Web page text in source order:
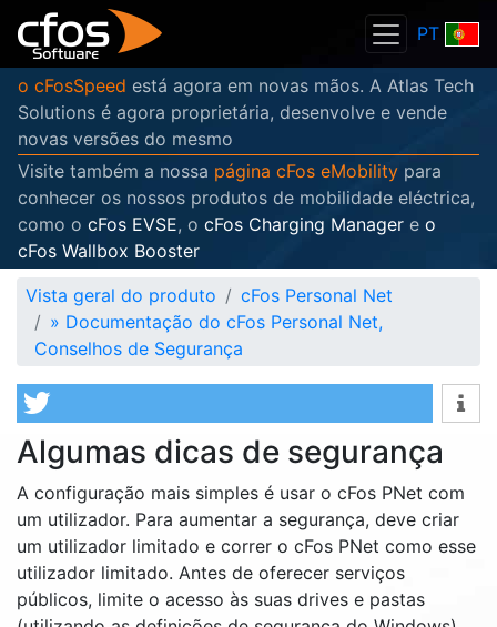
PT
o cFosSpeed está agora em novas mãos. A Atlas Tech
Solutions é agora proprietária, desenvolve e vende
novas versões do mesmo
Visite também a nossa página cFos eMobility para
conhecer os nossos produtos de mobilidade eléctrica,
como o cFos EVSE, o cFos Charging Manager e o
cFos Wallbox Booster
Vista geral do produto
cFos Personal Net
» Documentação do cFos Personal Net,
Conselhos de Segurança
Algumas dicas de segurança
A configuração mais simples é usar o cFos PNet com
um utilizador. Para aumentar a segurança, deve criar
um utilizador limitado e correr o cFos PNet como esse
utilizador limitado. Antes de oferecer serviços
públicos, limite o acesso às suas drives e pastas